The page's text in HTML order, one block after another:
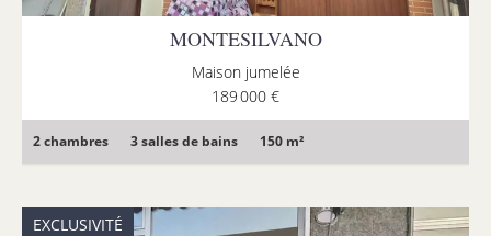
MONTESILVANO
Maison jumelée
189 000 €
2 chambres 3 salles de bains 150 m²
EXCLUSIVITÉ